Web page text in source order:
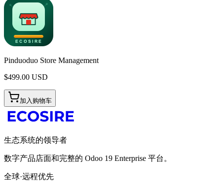
Pinduoduo Store Management
$499.00 USD
加入购物车
生态系统的领导者
数字产品店面和完整的 Odoo 19 Enterprise 平台。
全球·远程优先